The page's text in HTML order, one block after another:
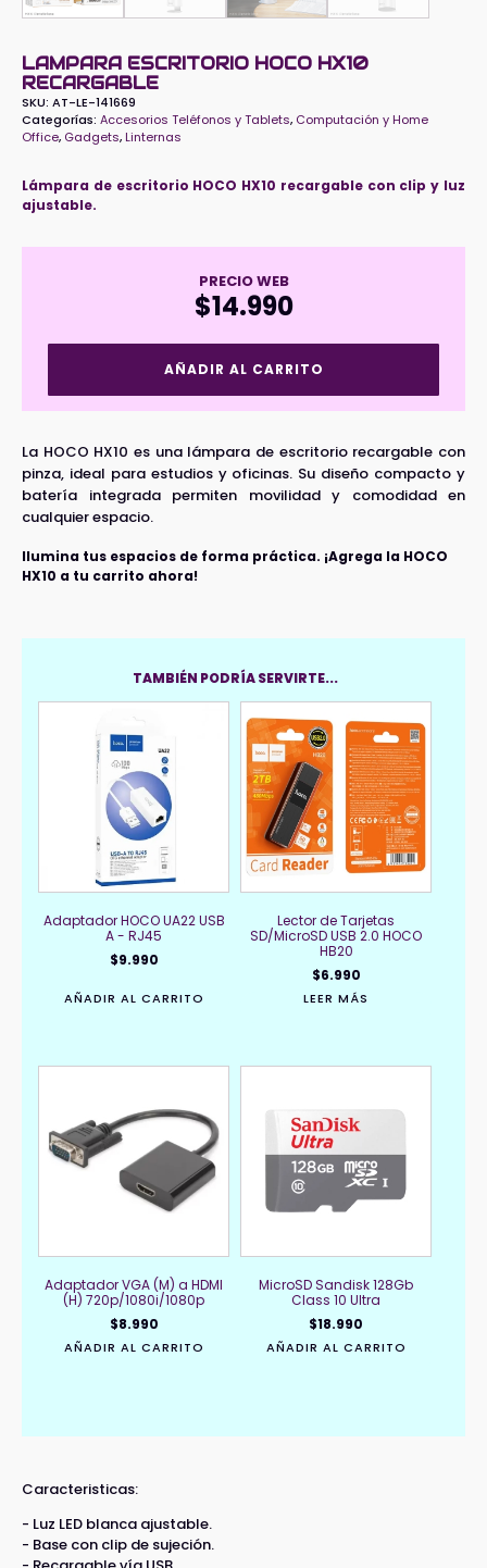
LAMPARA ESCRITORIO HOCO HX10
RECARGABLE
SKU: AT-LE-141669
Categorías: Accesorios Teléfonos y Tablets, Computación y Home
Office, Gadgets, Linternas
Lámpara de escritorio HOCO HX10 recargable con clip y luz
ajustable.
PRECIO WEB
$14.990
HOCO
cantidad
AÑADIR AL CARRITO
La HOCO HX10 es una lámpara de escritorio recargable con
pinza, ideal para estudios y oficinas. Su diseño compacto y
batería integrada permiten movilidad y comodidad en
cualquier espacio.
Ilumina tus espacios de forma práctica. ¡Agrega la HOCO
HX10 a tu carrito ahora!
TAMBIÉN PODRÍA SERVIRTE...
Adaptador HOCO UA22 USB
A - RJ45
$9.990
AÑADIR AL CARRITO
Lector de Tarjetas
SD/MicroSD USB 2.0 HOCO
HB20
$6.990
LEER MÁS
Adaptador VGA (M) a HDMI
(H) 720p/1080i/1080p
$8.990
AÑADIR AL CARRITO
MicroSD Sandisk 128Gb
Class 10 Ultra
$18.990
AÑADIR AL CARRITO
Caracteristicas:
- Luz LED blanca ajustable.
- Base con clip de sujeción.